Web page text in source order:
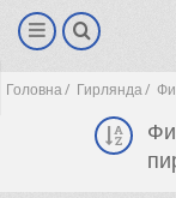
Головна Гирлянда